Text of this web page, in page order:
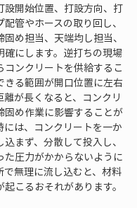
設開始位置、打設方向、打
管やホースの取り回し、
め担当、天端均し担当、
確にします。逆打ちの現場
コンクリートを供給するこ
きる範囲が開口位置に左右
離が長くなると、コンクリ
固め作業に影響することが
には、コンクリートを一か
まず、分散して投入し、
た圧力がかからないように
で無理に流し込むと、材料
こるおそれがあります。